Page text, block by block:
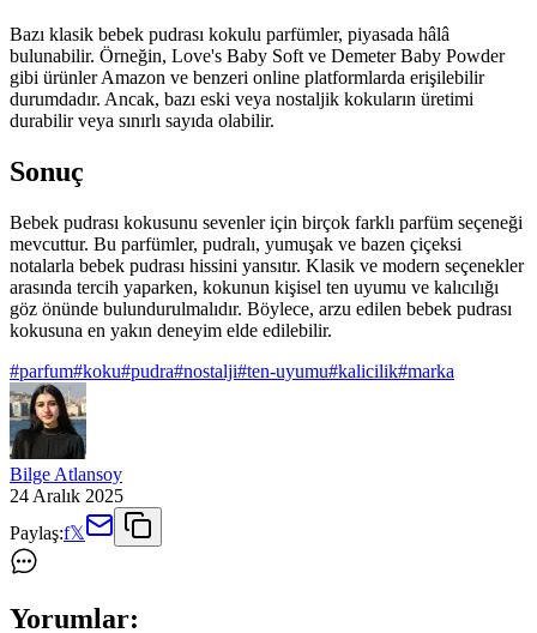
Bazı klasik bebek pudrası kokulu parfümler, piyasada hâlâ
bulunabilir. Örneğin, Love's Baby Soft ve Demeter Baby Powder
gibi ürünler Amazon ve benzeri online platformlarda erişilebilir
durumdadır. Ancak, bazı eski veya nostaljik kokuların üretimi
durabilir veya sınırlı sayıda olabilir.
Sonuç
Bebek pudrası kokusunu sevenler için birçok farklı parfüm seçeneği
mevcuttur. Bu parfümler, pudralı, yumuşak ve bazen çiçeksi
notalarla bebek pudrası hissini yansıtır. Klasik ve modern seçenekler
arasında tercih yaparken, kokunun kişisel ten uyumu ve kalıcılığı
göz önünde bulundurulmalıdır. Böylece, arzu edilen bebek pudrası
kokusuna en yakın deneyim elde edilebilir.
#parfum#koku#pudra#nostalji#ten-uyumu#kalicilik#marka
Bilge Atlansoy
24 Aralık 2025
Paylaş:f𝕏
Yorumlar: